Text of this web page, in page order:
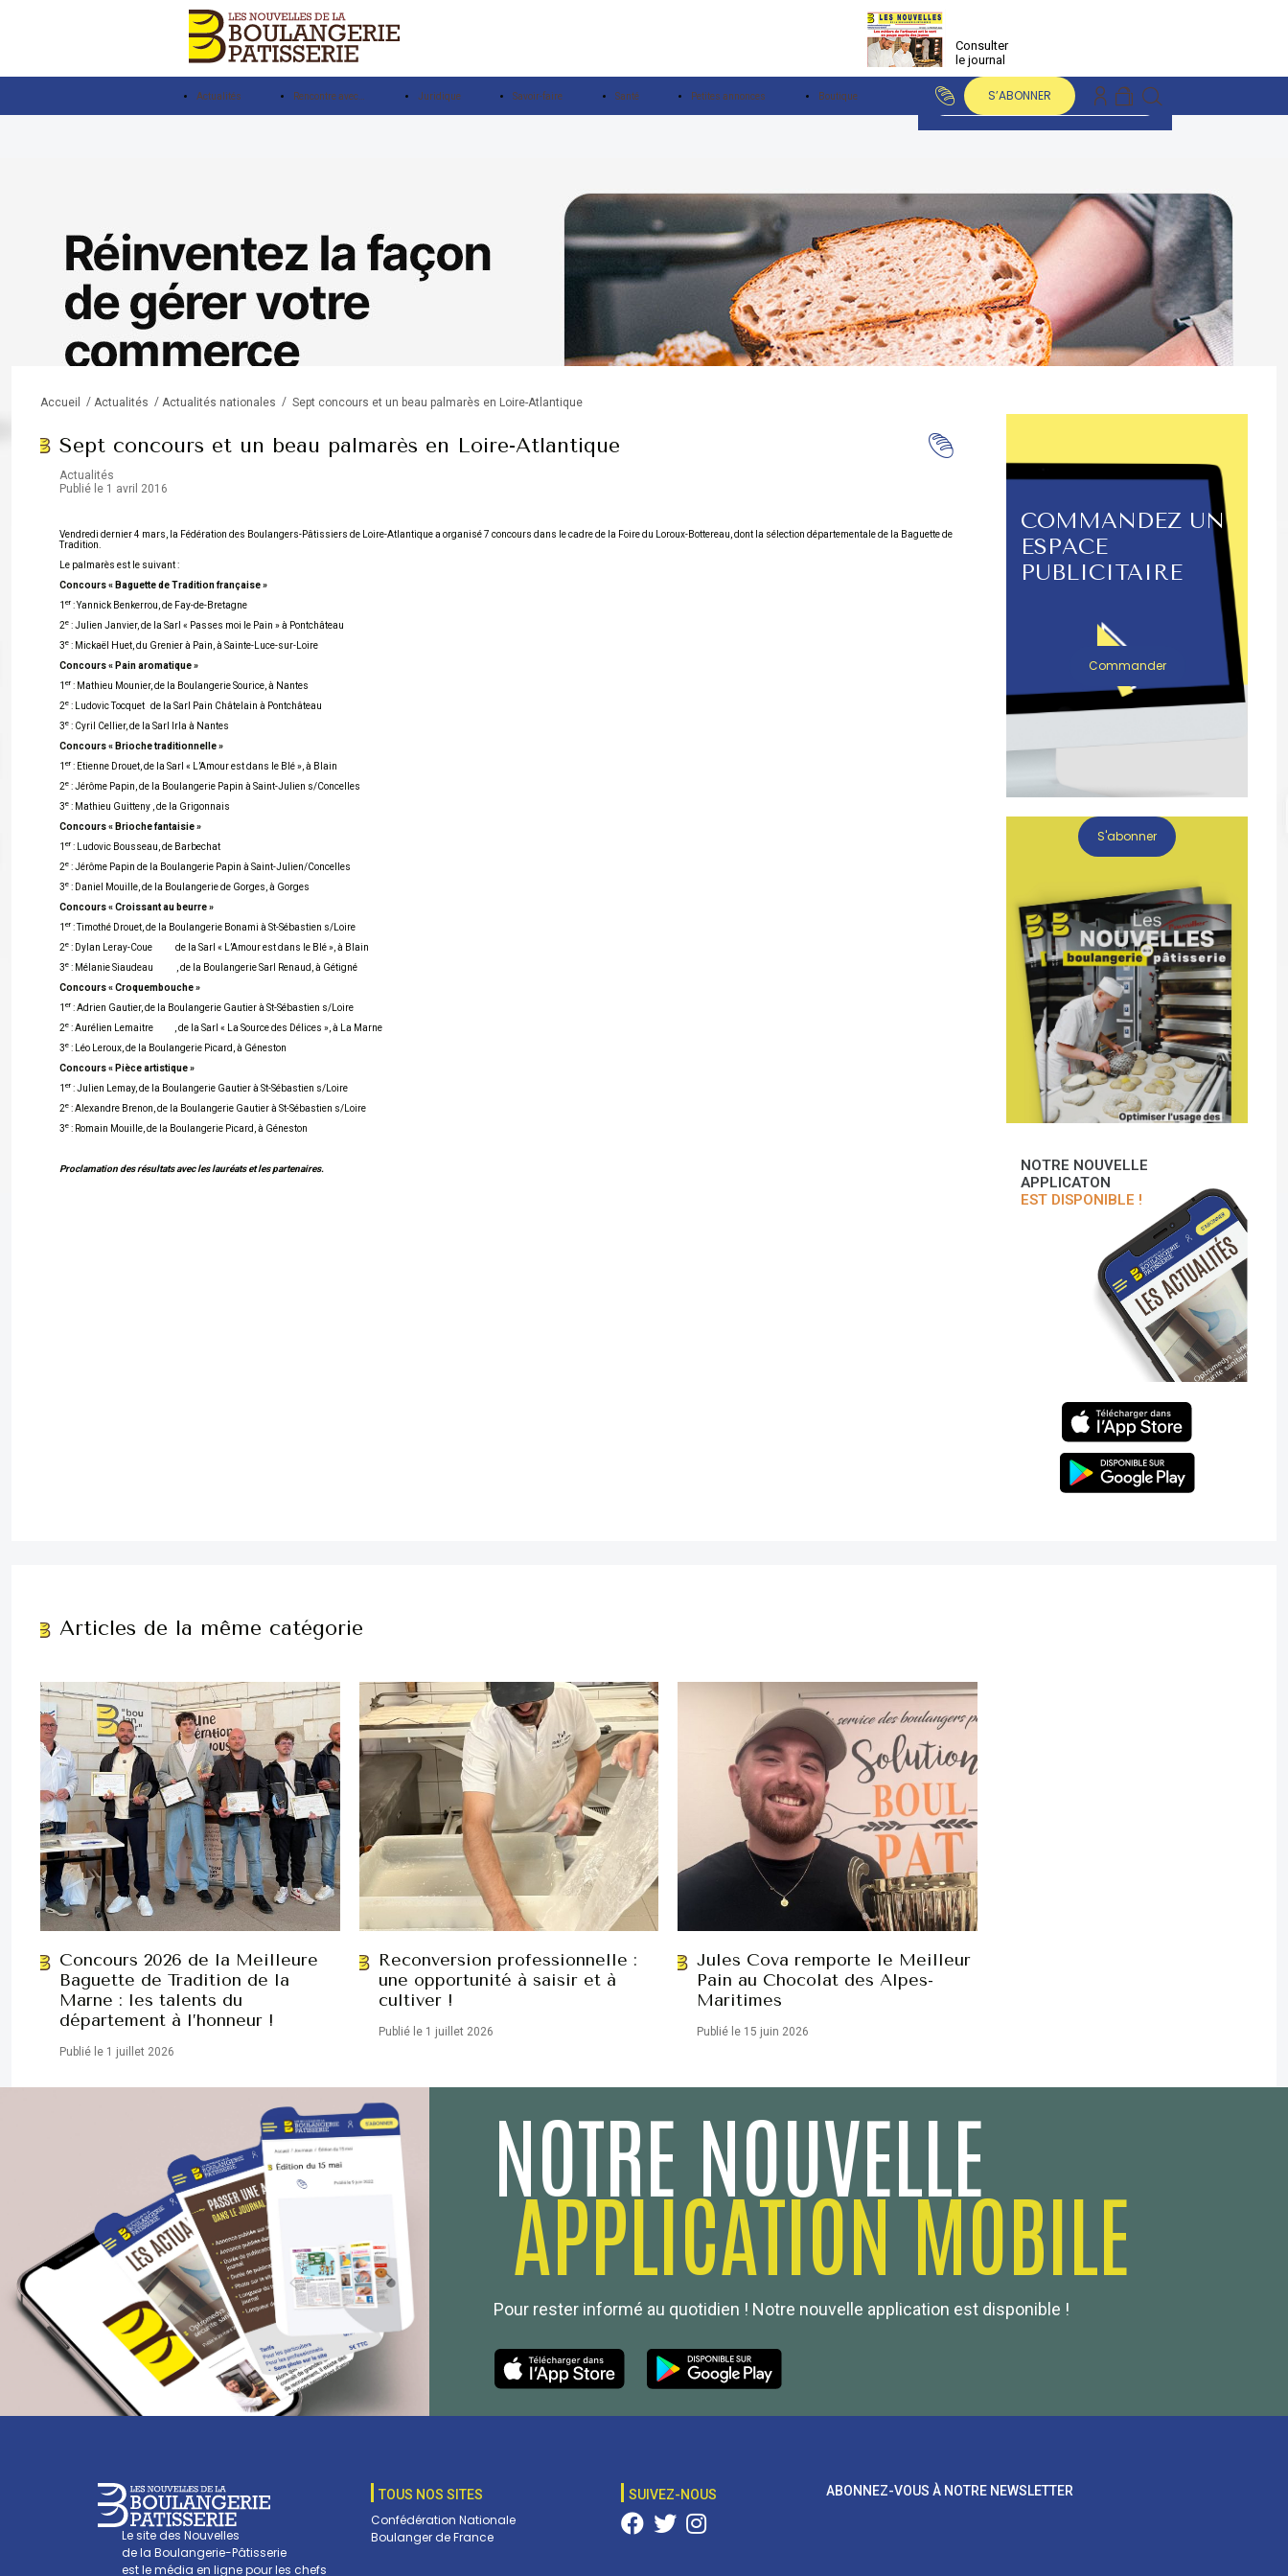
Consulter
le journal
Actualités Rencontre avec… Juridique Savoir-faire Santé Petites annonces Boutique S’ABONNER
Accueil / Actualités / Actualités nationales / Sept concours et un beau palmarès en Loire-Atlantique
Sept concours et un beau palmarès en Loire-Atlantique
Actualités
Publié le 1 avril 2016
Vendredi dernier 4 mars, la Fédération des Boulangers-Pâtissiers de Loire-Atlantique a organisé 7 concours dans le cadre de la Foire du Loroux-Bottereau, dont la sélection départementale de la Baguette de
Tradition.
Le palmarès est le suivant :
Concours « Baguette de Tradition française »
1 er : Yannick Benkerrou, de Fay-de-Bretagne
2e : Julien Janvier, de la Sarl « Passes moi le Pain » à Pontchâteau
3e : Mickaël Huet, du Grenier à Pain, à Sainte-Luce-sur-Loire
Concours « Pain aromatique »
1 er : Mathieu Mounier, de la Boulangerie Sourice, à Nantes
2e : Ludovic Tocquet de la Sarl Pain Châtelain à Pontchâteau
3e : Cyril Cellier, de la Sarl Irla à Nantes
Concours « Brioche traditionnelle »
1 er : Etienne Drouet, de la Sarl « L’Amour est dans le Blé », à Blain
2e : Jérôme Papin, de la Boulangerie Papin à Saint-Julien s/Concelles
3e : Mathieu Guitteny , de la Grigonnais
Concours « Brioche fantaisie »
1 er : Ludovic Bousseau, de Barbechat
2e : Jérôme Papin de la Boulangerie Papin à Saint-Julien/Concelles
3e : Daniel Mouille, de la Boulangerie de Gorges, à Gorges
Concours « Croissant au beurre »
1 er : Timothé Drouet, de la Boulangerie Bonami à St-Sébastien s/Loire
2e : Dylan Leray-Coue de la Sarl « L’Amour est dans le Blé », à Blain
3e : Mélanie Siaudeau , de la Boulangerie Sarl Renaud, à Gétigné
Concours « Croquembouche »
1 er : Adrien Gautier, de la Boulangerie Gautier à St-Sébastien s/Loire
2e : Aurélien Lemaitre , de la Sarl « La Source des Délices », à La Marne
3e : Léo Leroux, de la Boulangerie Picard, à Géneston
Concours « Pièce artistique »
1 er : Julien Lemay, de la Boulangerie Gautier à St-Sébastien s/Loire
2e : Alexandre Brenon, de la Boulangerie Gautier à St-Sébastien s/Loire
3e : Romain Mouille, de la Boulangerie Picard, à Géneston
Proclamation des résultats avec les lauréats et les partenaires.
COMMANDEZ UN
ESPACE
PUBLICITAIRE
Commander
S'abonner
NOTRE NOUVELLE
APPLICATON
EST DISPONIBLE !
Articles de la même catégorie
Concours 2026 de la Meilleure
Baguette de Tradition de la
Marne : les talents du
département à l’honneur !
Publié le 1 juillet 2026
Reconversion professionnelle :
une opportunité à saisir et à
cultiver !
Publié le 1 juillet 2026
Jules Cova remporte le Meilleur
Pain au Chocolat des Alpes-
Maritimes
Publié le 15 juin 2026
NOTRE NOUVELLE
APPLICATION MOBILE
Pour rester informé au quotidien ! Notre nouvelle application est disponible !
Le site des Nouvelles
de la Boulangerie-Pâtisserie
est le média en ligne pour les chefs
TOUS NOS SITES
Confédération Nationale
Boulanger de France
SUIVEZ-NOUS ABONNEZ-VOUS À NOTRE NEWSLETTER